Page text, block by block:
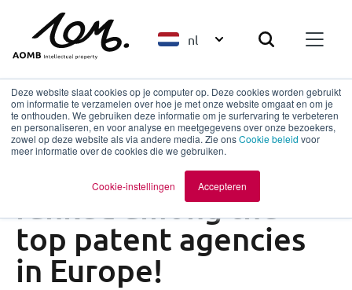
Deze website slaat cookies op je computer op. Deze cookies worden gebruikt
om informatie te verzamelen over hoe je met onze website omgaat en om je
te onthouden. We gebruiken deze informatie om je surfervaring te verbeteren
en personaliseren, en voor analyse en meetgegevens over onze bezoekers,
zowel op deze website als via andere media. Zie onsCookie beleid voor
meer informatie over de cookies die we gebruiken.
Cookie-instellingen Accepteren
nl
Terug naar overzicht
AOMB is being
ranked among the
top patent agencies
in Europe!